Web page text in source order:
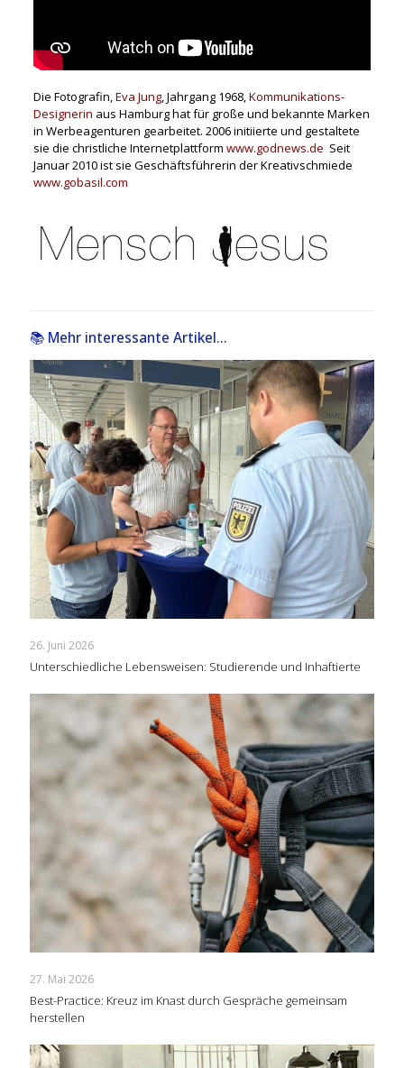
Die Fotografin,Eva Jung, Jahrgang 1968,Kommunikations-
Designerin aus Hamburg hat für große und bekannte Marken
in Werbeagenturen gearbeitet. 2006 initiierte und gestaltete
sie die christliche Internetplattform www.godnews.de Seit
Januar 2010 ist sie Geschäftsführerin der Kreativschmiede
www.gobasil.com
📚 Mehr interessante Artikel...
26. Juni 2026
Unterschiedliche Lebensweisen: Studierende und Inhaftierte
27. Mai 2026
Best-Practice: Kreuz im Knast durch Gespräche gemeinsam
herstellen